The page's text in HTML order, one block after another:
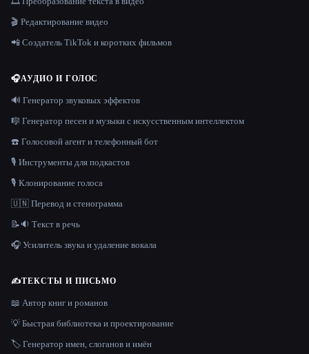
🎬 Редактирование видео
📲 Создатель TikTok и коротких фильмов
🎧АУДИО И ГОЛОС
🔊 Генератор звуковых эффектов
🎼 Генератор песен и музыки с искусственным интеллектом
☎️ Голосовой агент и телефонный бот
🎙️ Инструменты для подкастов
🎙️ Клонирование голоса
🇺🇳 Перевод и стенограмма
📝🔉 Текст в речь
🎧 Усилитель звука и удаление вокала
✍️ТЕКСТЫ И ПИСЬМО
📖 Автор книг и романов
💡 Быстрая библиотека и проектирование
🏷️ Генератор имен, слоганов и имён